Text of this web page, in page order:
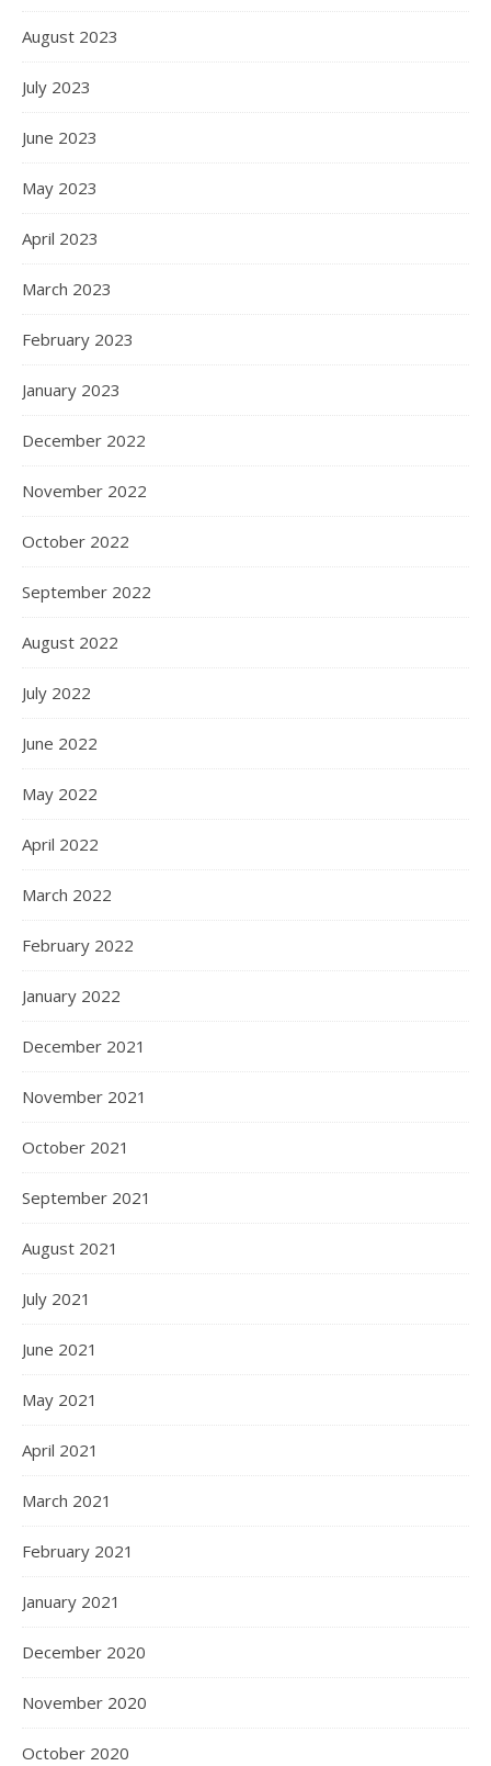
August 2023
July 2023
June 2023
May 2023
April 2023
March 2023
February 2023
January 2023
December 2022
November 2022
October 2022
September 2022
August 2022
July 2022
June 2022
May 2022
April 2022
March 2022
February 2022
January 2022
December 2021
November 2021
October 2021
September 2021
August 2021
July 2021
June 2021
May 2021
April 2021
March 2021
February 2021
January 2021
December 2020
November 2020
October 2020